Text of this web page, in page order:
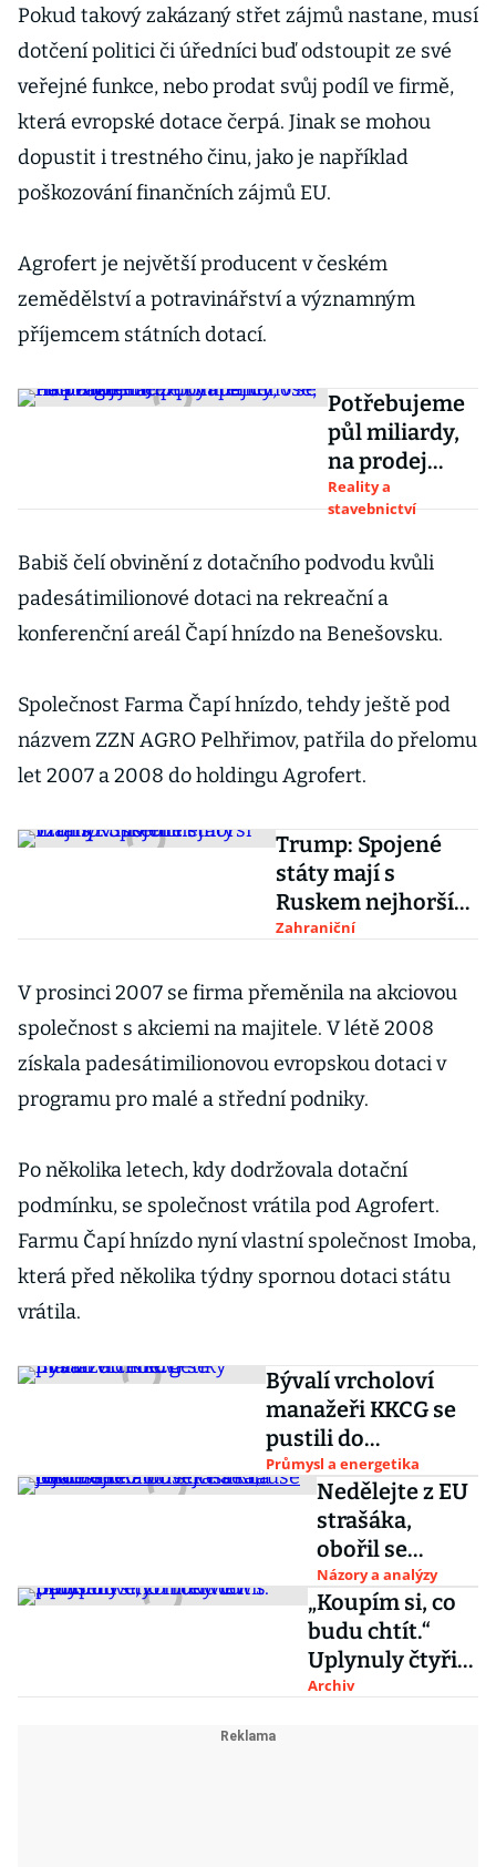
Pokud takový zakázaný střet zájmů nastane, musí
dotčení politici či úředníci buď odstoupit ze své
veřejné funkce, nebo prodat svůj podíl ve firmě,
která evropské dotace čerpá. Jinak se mohou
dopustit i trestného činu, jako je například
poškozování finančních zájmů EU.
Agrofert je největší producent v českém
zemědělství a potravinářství a významným
příjemcem státních dotací.
Potřebujeme
půl miliardy,
na prodej
může být
téměř vše,
říká
zakladatel
potápějícího
se holdingu
Reality a
stavebnictví
Babiš čelí obvinění z dotačního podvodu kvůli
padesátimilionové dotaci na rekreační a
konferenční areál Čapí hnízdo na Benešovsku.
Společnost Farma Čapí hnízdo, tehdy ještě pod
názvem ZZN AGRO Pelhřimov, patřila do přelomu
let 2007 a 2008 do holdingu Agrofert.
Trump: Spojené
státy mají s
Ruskem nejhorší
vztahy v historii
Zahraniční
V prosinci 2007 se firma přeměnila na akciovou
společnost s akciemi na majitele. V létě 2008
získala padesátimilionovou evropskou dotaci v
programu pro malé a střední podniky.
Po několika letech, kdy dodržovala dotační
podmínku, se společnost vrátila pod Agrofert.
Farmu Čapí hnízdo nyní vlastní společnost Imoba,
která před několika týdny spornou dotaci státu
vrátila.
Bývalí vrcholoví
manažeři KKCG se
pustili do
energetiky
Průmysl a energetika
Nedělejte z EU
strašáka,
obořil se
Kalousek na
Klause
mladšího.
Podívejte se na
jejich duel
Názory a analýzy
„Koupím si, co
budu chtít.“
Uplynuly čtyři
roky od
Archiv